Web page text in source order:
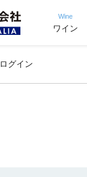
Wine
ワイン
ログイン